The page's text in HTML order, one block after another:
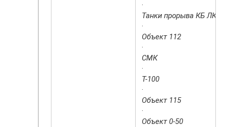
·
Танки прорыва КБ ЛКЗ
·
Объект 112
·
СМК
·
Т-100
·
Объект 115
·
Объект 0-50